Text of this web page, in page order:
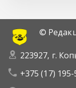
©
223927, г.
+375 (17)